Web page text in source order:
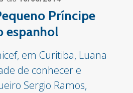
Príncipe
espanhol
em Curitiba, Luana
de conhecer e
Sergio Ramos,